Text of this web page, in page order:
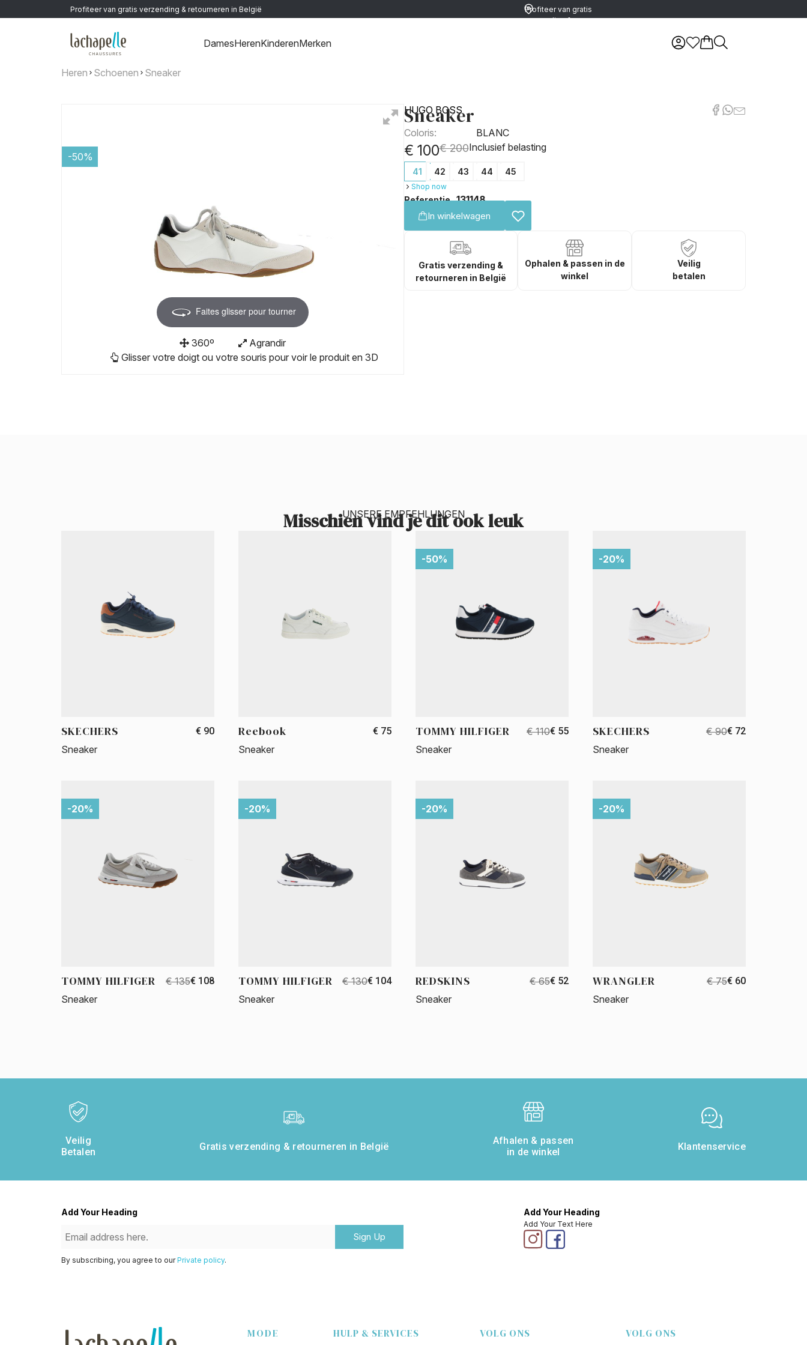
Profiteer van gratis verzending & retourneren in België
Profiteer van gratis
verzending &
DamesHerenKinderenMerken
Heren Schoenen Sneaker
-50%
Faites glisser pour tourner
360º
Agrandir
Glisser votre doigt ou votre souris pour voir le produit en 3D
HUGO BOSS
Sneaker
Coloris: BLANC
€ 100€ 200Inclusief belasting
41 42 43 44 45
Shop now
Referentie 131148
In winkelwagen
Gratis verzending &
retourneren in België
Ophalen & passen in de
winkel
Veilig
betalen
UNSERE EMPFEHLUNGEN
Misschien vind je dit ook leuk
SKECHERS € 90
Sneaker
Reebook € 75
Sneaker
-50%
TOMMY HILFIGER € 110€ 55
Sneaker
-20%
SKECHERS € 90€ 72
Sneaker
-20%
TOMMY HILFIGER € 135€ 108
Sneaker
-20%
TOMMY HILFIGER € 130€ 104
Sneaker
-20%
REDSKINS € 65€ 52
Sneaker
-20%
WRANGLER € 75€ 60
Sneaker
Veilig
Betalen
Gratis verzending & retourneren in België
Afhalen & passen
in de winkel
Klantenservice
Add Your Heading
Sign Up
By subscribing, you agree to ourPrivate policy.
Add Your Heading
Add Your Text Here
MODE HULP & SERVICES VOLG ONS VOLG ONS